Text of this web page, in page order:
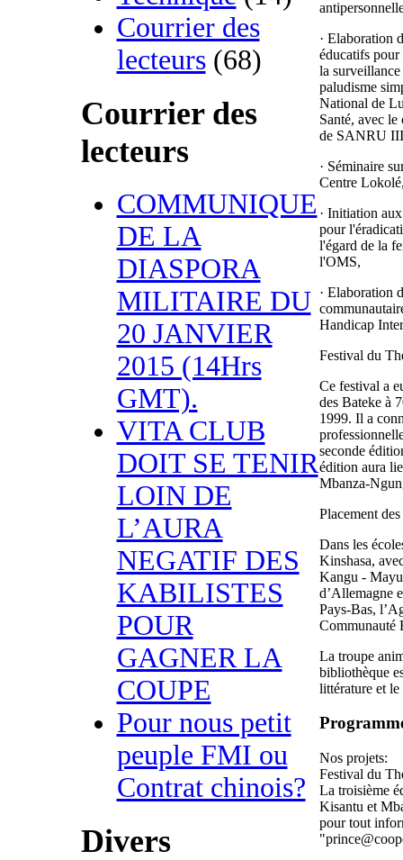
Courrier des
lecteurs(68)
Courrier des
lecteurs
COMMUNIQUE
DE LA
DIASPORA
MILITAIRE DU
20 JANVIER
2015 (14Hrs
GMT).
VITA CLUB
DOIT SE TENIR
LOIN DE
L’AURA
NEGATIF DES
KABILISTES
POUR
GAGNER LA
COUPE
Pour nous petit
peuple FMI ou
Contrat chinois?
Divers
· Elaboration
éducatifs
la
paludisme
National de
Santé, avec
de SANRU
· Séminaire
Centre
· Initiation
pour
l'égard de la
l'OMS,
· Elaboration
Handicap
Festival du
Ce festival a
des Bateke à
1999. Il a
seconde
édition aura
Mbanza-
Placement
Dans les
Kinshasa,
Kangu -
d’Allemagne
Pays-Bas,
Communauté
La troupe
bibliothèque
littérature et
Nos projets:
Festival du
La troisième
Kisantu et
pour tout